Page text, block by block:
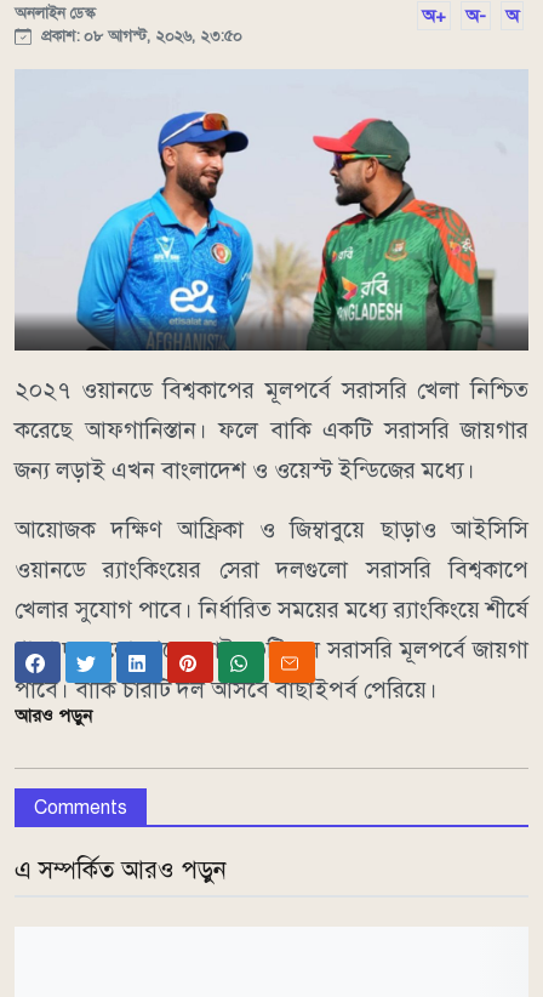
অনলাইন ডেস্ক
প্রকাশ: ০৮ আগস্ট, ২০২৬, ২৩:৫০
অ+ অ- অ
২০২৭ ওয়ানডে বিশ্বকাপের মূলপর্বে সরাসরি খেলা নিশ্চিত
করেছে আফগানিস্তান। ফলে বাকি একটি সরাসরি জায়গার
জন্য লড়াই এখন বাংলাদেশ ও ওয়েস্ট ইন্ডিজের মধ্যে।
আয়োজক দক্ষিণ আফ্রিকা ও জিম্বাবুয়ে ছাড়াও আইসিসি
ওয়ানডে র‌্যাংকিংয়ের সেরা দলগুলো সরাসরি বিশ্বকাপে
খেলার সুযোগ পাবে। নির্ধারিত সময়ের মধ্যে র‌্যাংকিংয়ে শীর্ষে
থাকা দলগুলো থেকে মোট ১০টি দল সরাসরি মূলপর্বে জায়গা
পাবে। বাকি চারটি দল আসবে বাছাইপর্ব পেরিয়ে।
আরও পড়ুন
Comments
এ সম্পর্কিত আরও পড়ুন